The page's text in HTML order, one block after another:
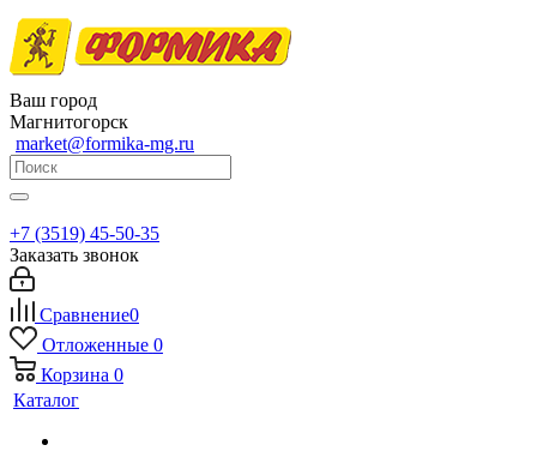
Ваш город
Магнитогорск
market@formika-mg.ru
+7 (3519) 45-50-35
Заказать звонок
Сравнение0
Отложенные 0
Корзина 0
Каталог